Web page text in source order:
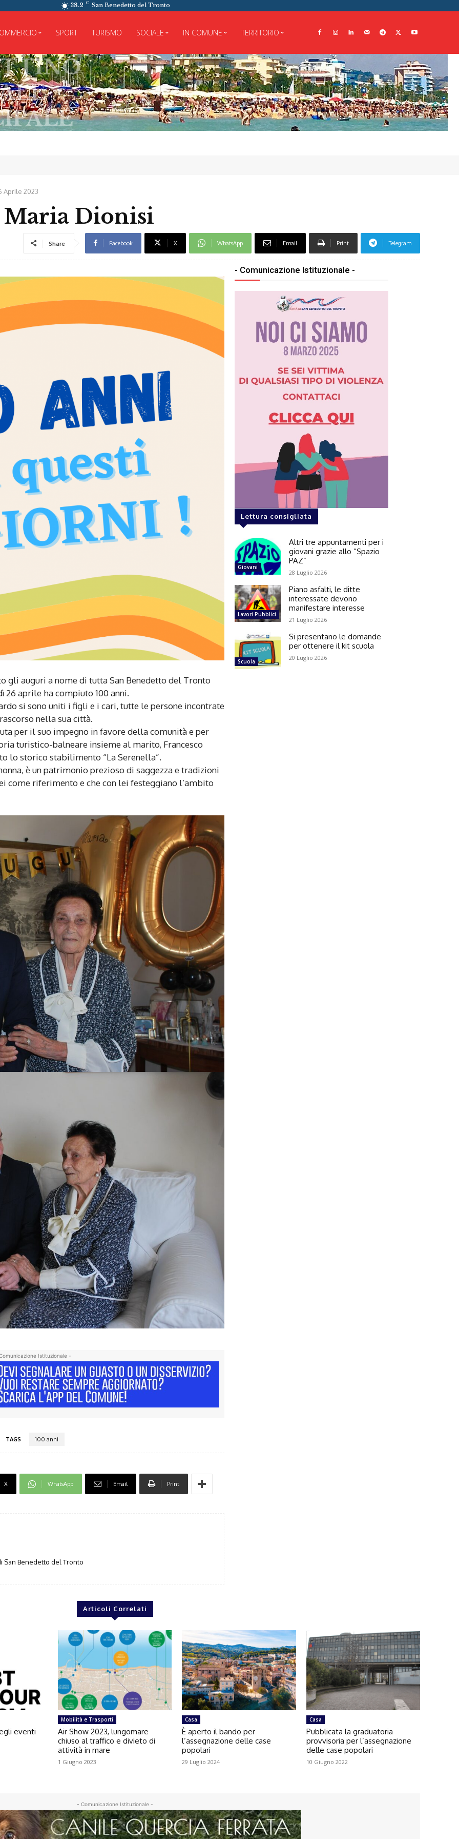
38.2 C San Benedetto del Tronto
SPORT TURISMO SOCIALE IN COMUNE TERRITORIO
Aprile 2023
Dionisi
Share Facebook X WhatsApp Email Print Telegram
gli auguri a nome di tutta San Benedetto del Tronto
aprile ha compiuto 100 anni.
si sono uniti i figli e i cari, tutte le persone incontrate
nella sua città.
per il suo impegno in favore della comunità e per
turistico-balneare insieme al marito, Francesco
lo storico stabilimento “La Serenella”.
è un patrimonio prezioso di saggezza e tradizioni
come riferimento e che con lei festeggiano l’ambito
Istituzionale -
TAGS 100 anni
X WhatsApp Email Print
San Benedetto del Tronto
- Comunicazione Istituzionale -
Lettura consigliata
Giovani
Altri tre appuntamenti per i
giovani grazie allo “Spazio
PAZ”
28 Luglio 2026
Lavori Pubblici
Piano asfalti, le ditte
interessate devono
manifestare interesse
21 Luglio 2026
Scuola
Si presentano le domande
per ottenere il kit scuola
20 Luglio 2026
Articoli Correlati
eventi
Mobilità e Trasporti
Air Show 2023, lungomare
chiuso al traffico e divieto di
attività in mare
1 Giugno 2023
Casa
È aperto il bando per
l’assegnazione delle case
popolari
29 Luglio 2024
Casa
Pubblicata la graduatoria
provvisoria per l’assegnazione
delle case popolari
10 Giugno 2022
- Comunicazione Istituzionale -